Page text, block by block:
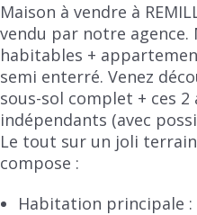
Maison à vendre à
vendu par notre agence.
habitables +
semi enterré. Venez
sous-sol complet + ces
indépendants (avec
Le tout sur un joli terrain
compose :
Habitation principale :